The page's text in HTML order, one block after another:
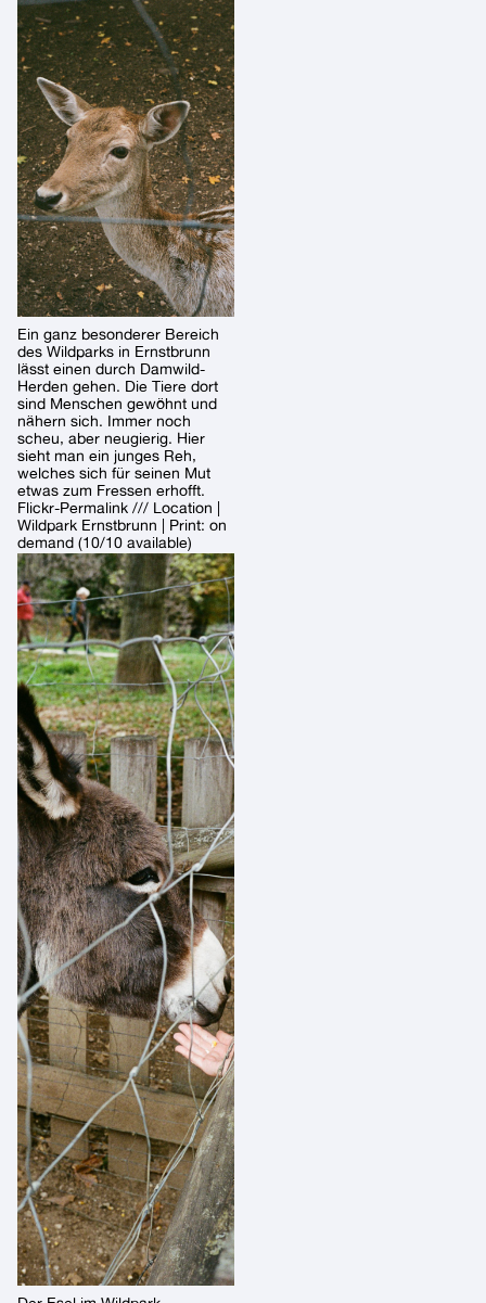
Ein ganz besonderer Bereich
des Wildparks in Ernstbrunn
lässt einen durch Damwild-
Herden gehen. Die Tiere dort
sind Menschen gewöhnt und
nähern sich. Immer noch
scheu, aber neugierig. Hier
sieht man ein junges Reh,
welches sich für seinen Mut
etwas zum Fressen erhofft.
Flickr-Permalink /// Location |
Wildpark Ernstbrunn | Print: on
demand (10/10 available)